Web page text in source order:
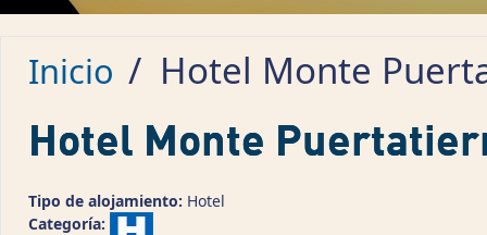
Inicio / Hotel Monte
Hotel Monte
Tipo de alojamiento: Hotel
Categoría: